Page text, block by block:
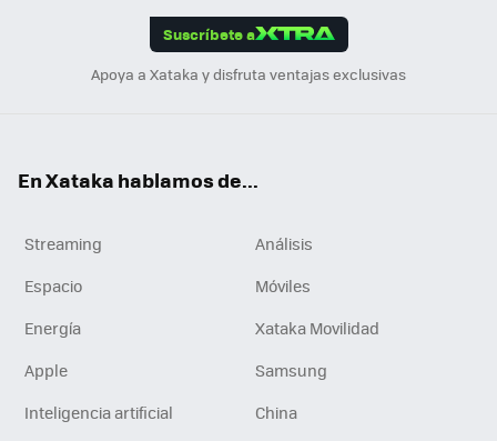
Suscríbete a
Apoya a Xataka y disfruta ventajas exclusivas
En Xataka hablamos de...
Streaming
Análisis
Espacio
Móviles
Energía
Xataka Movilidad
Apple
Samsung
Inteligencia artificial
China